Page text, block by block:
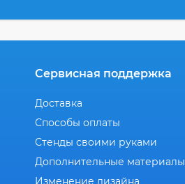
Сервисная поддержка
Доставка
Способы оплаты
Стенды своими руками
Дополнительные материалы
Изменение дизайна